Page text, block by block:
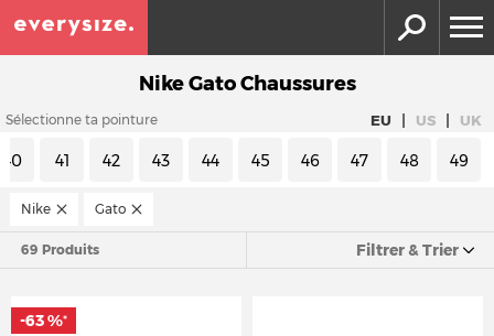
Nike Gato Chaussures
Sélectionne ta pointure EU | US | UK
40 41 42 43 44 45 46 47 48 49
Nike Gato
69 Produits Filtrer & Trier
-63 %*